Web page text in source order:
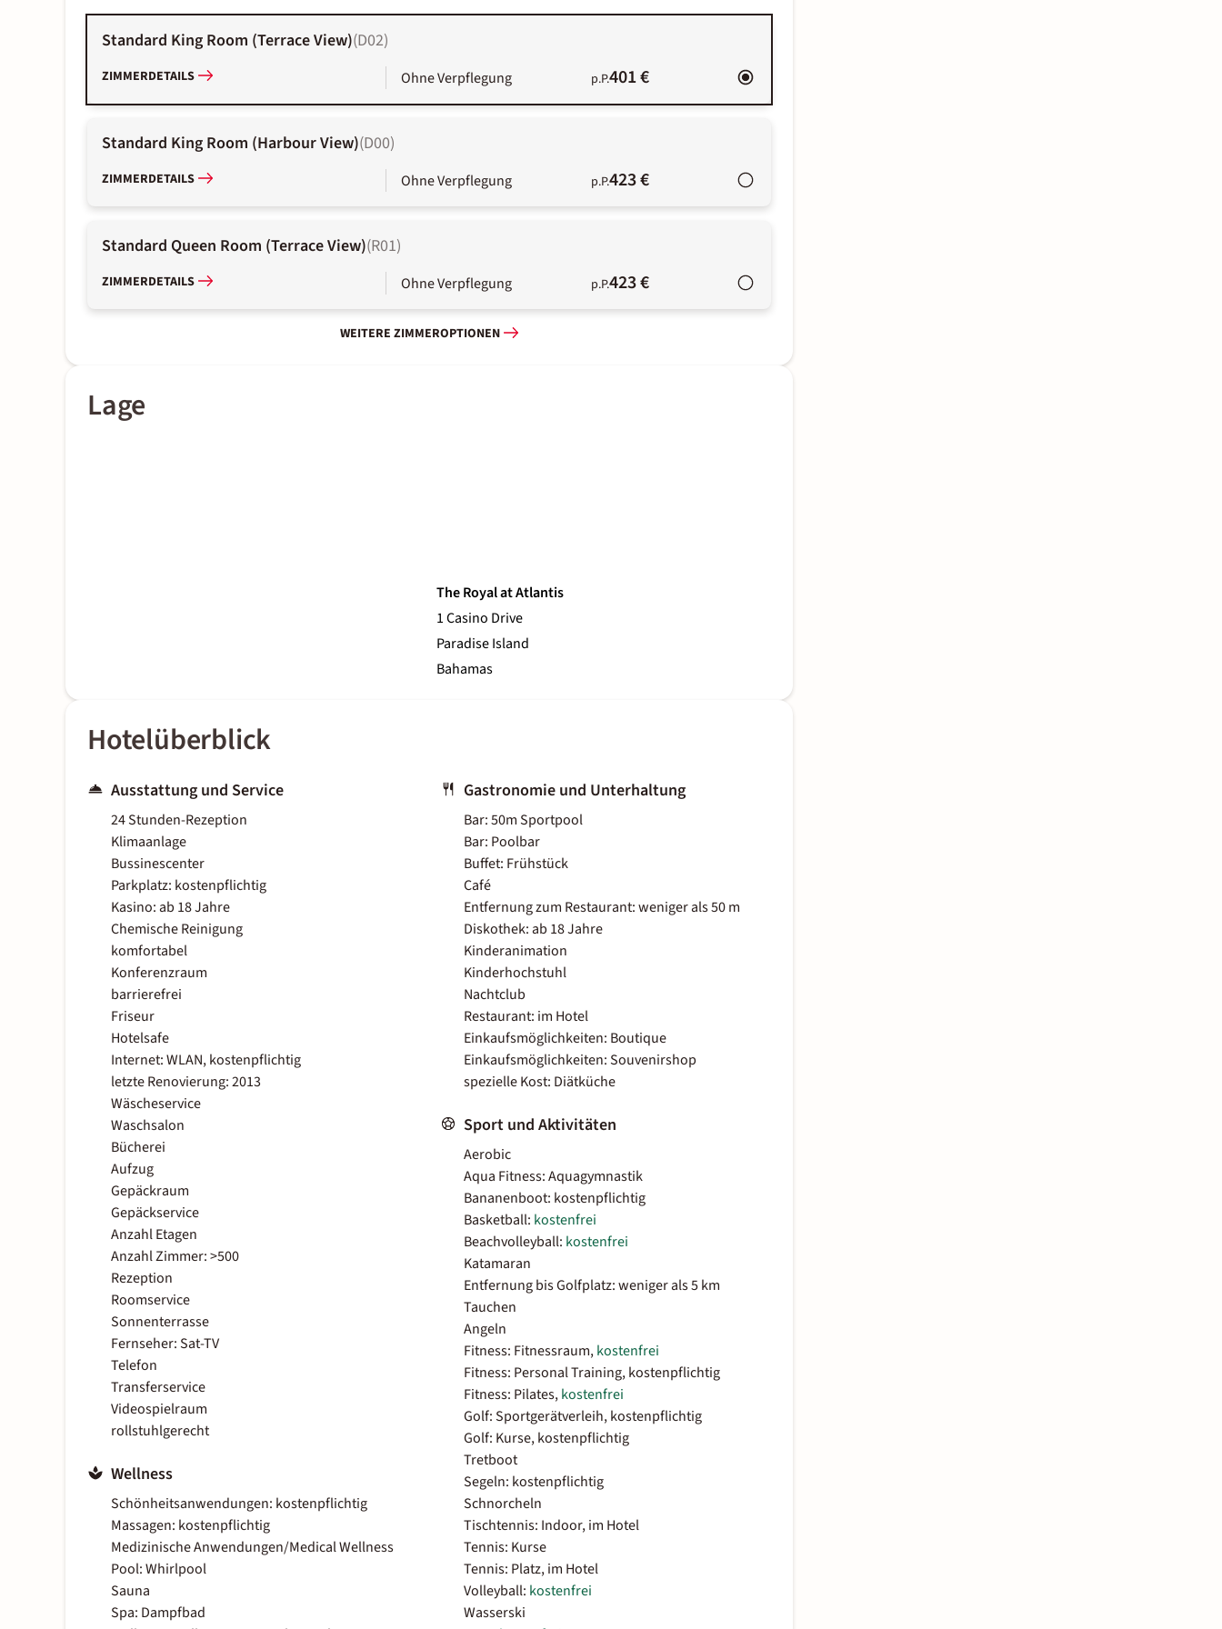
Standard King Room (Terrace View)(D02)
ZIMMERDETAILS Ohne Verpflegung p.P.401 €
Standard King Room (Harbour View)(D00)
ZIMMERDETAILS Ohne Verpflegung p.P.423 €
Standard Queen Room (Terrace View)(R01)
ZIMMERDETAILS Ohne Verpflegung p.P.423 €
WEITERE ZIMMEROPTIONEN
Lage
The Royal at Atlantis
1 Casino Drive
Paradise Island
Bahamas
Hotelüberblick
Ausstattung und Service
24 Stunden-Rezeption
Klimaanlage
Bussinescenter
Parkplatz: kostenpflichtig
Kasino: ab 18 Jahre
Chemische Reinigung
komfortabel
Konferenzraum
barrierefrei
Friseur
Hotelsafe
Internet: WLAN, kostenpflichtig
letzte Renovierung: 2013
Wäscheservice
Waschsalon
Bücherei
Aufzug
Gepäckraum
Gepäckservice
Anzahl Etagen
Anzahl Zimmer: >500
Rezeption
Roomservice
Sonnenterrasse
Fernseher: Sat-TV
Telefon
Transferservice
Videospielraum
rollstuhlgerecht
Wellness
Schönheitsanwendungen: kostenpflichtig
Massagen: kostenpflichtig
Medizinische Anwendungen/Medical Wellness
Pool: Whirlpool
Sauna
Spa: Dampfbad
Gastronomie und Unterhaltung
Bar: 50m Sportpool
Bar: Poolbar
Buffet: Frühstück
Café
Entfernung zum Restaurant: weniger als 50 m
Diskothek: ab 18 Jahre
Kinderanimation
Kinderhochstuhl
Nachtclub
Restaurant: im Hotel
Einkaufsmöglichkeiten: Boutique
Einkaufsmöglichkeiten: Souvenirshop
spezielle Kost: Diätküche
Sport und Aktivitäten
Aerobic
Aqua Fitness: Aquagymnastik
Bananenboot: kostenpflichtig
Basketball: kostenfrei
Beachvolleyball: kostenfrei
Katamaran
Entfernung bis Golfplatz: weniger als 5 km
Tauchen
Angeln
Fitness: Fitnessraum,kostenfrei
Fitness: Personal Training, kostenpflichtig
Fitness: Pilates,kostenfrei
Golf: Sportgerätverleih, kostenpflichtig
Golf: Kurse, kostenpflichtig
Tretboot
Segeln: kostenpflichtig
Schnorcheln
Tischtennis: Indoor, im Hotel
Tennis: Kurse
Tennis: Platz, im Hotel
Volleyball: kostenfrei
Wasserski